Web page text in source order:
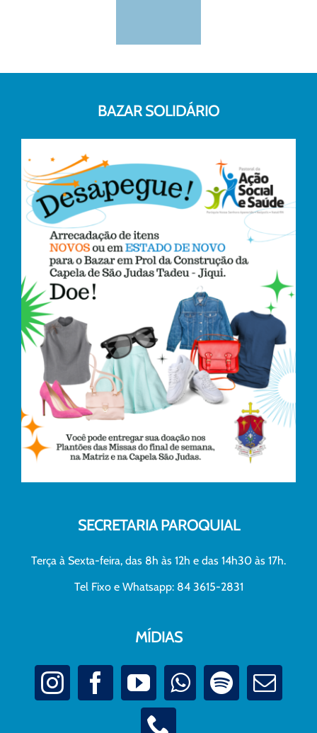
BAZAR SOLIDÁRIO
SECRETARIA PAROQUIAL
Terça à Sexta-feira, das 8h às 12h e das 14h30 às 17h.
Tel Fixo e Whatsapp: 84 3615-2831
MÍDIAS